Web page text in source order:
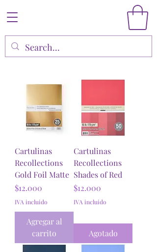
Cartulinas
Recollections
Gold Foil Matte
Precio
$12.000
IVA incluido
Agregar al
carrito
Cartulinas
Recollections
Shades of Red
Precio
$12.000
IVA incluido
Agotado